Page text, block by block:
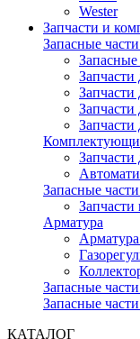
Wester
Запчасти и
Запасные
Запасные
Запчасти
Запчасти
Запчасти
Запчасти
Запасные
Запчасти
Арматура
Запасные
Запасные
КАТАЛОГ